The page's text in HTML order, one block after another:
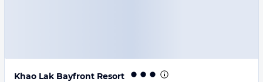
Khao Lak Bayfront Resort